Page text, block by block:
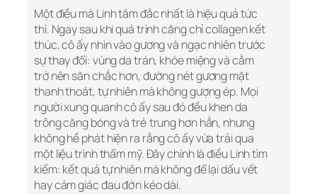
Một điều mà Linh tâm đắc nhất là hiệu quả tức
thì. Ngay sau khi quá trình căng chỉ collagen kết
thúc, cô ấy nhìn vào gương và ngạc nhiên trước
sự thay đổi: vùng da trán, khóe miệng và cằm
trở nên săn chắc hơn, đường nét gương mặt
thanh thoát, tự nhiên mà không gượng ép. Mọi
người xung quanh cô ấy sau đó đều khen da
trông căng bóng và trẻ trung hơn hẳn, nhưng
không hề phát hiện ra rằng cô ấy vừa trải qua
một liệu trình thẩm mỹ. Đây chính là điều Linh tìm
kiếm: kết quả tự nhiên mà không để lại dấu vết
hay cảm giác đau đớn kéo dài.